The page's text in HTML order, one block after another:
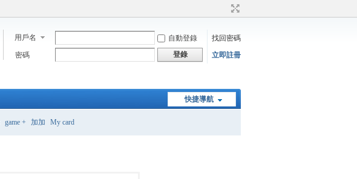
用戶名 自動登錄
找回密碼
密碼
登錄 立即註冊
快捷導航
game + 加加 My card